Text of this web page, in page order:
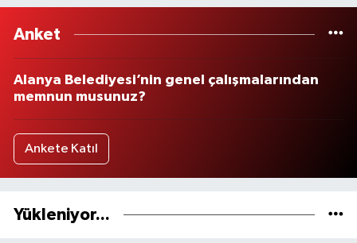
Anket
Alanya Belediyesi’nin genel çalışmalarından
memnun musunuz?
Ankete Katıl
Yükleniyor...